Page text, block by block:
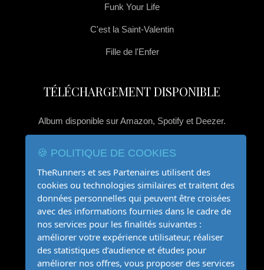
Funk Your Life
C'est la Saint-Valentin
Fille de l'Enfer
TÉLÉCHARGEMENT DISPONIBLE
Album disponible sur Amazon, Spotify et Deezer.
CONTACT FAN
fan@therunners.fr
🍪 POLITIQUE DE COOKIES
TheRunners et ses Partenaires utilisent des
cookies ou technologies similaires et traitent des
données personnelles qui peuvent être croisées
avec des informations fournies dans le cadre de
nos services pour les finalités suivantes :
améliorer votre expérience utilisateur, réaliser
des statistiques d’audience et études pour
améliorer nos offres, vous proposer des services